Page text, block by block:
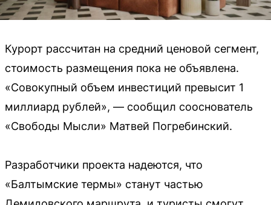
Курорт рассчитан на средний ценовой сегмент,
стоимость размещения пока не объявлена.
«Совокупный объем инвестиций превысит 1
миллиард рублей», — сообщил сооснователь
«Свободы Мысли» Матвей Погребинский.
Разработчики проекта надеются, что
«Балтымские термы» станут частью